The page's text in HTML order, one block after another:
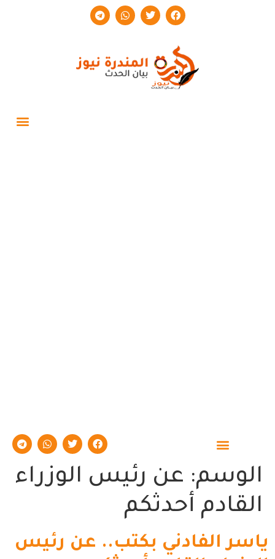
الوسم: عن رئيس الوزراء
القادم أحدثكم
ياسر الفادني بكتب.. عن رئيس